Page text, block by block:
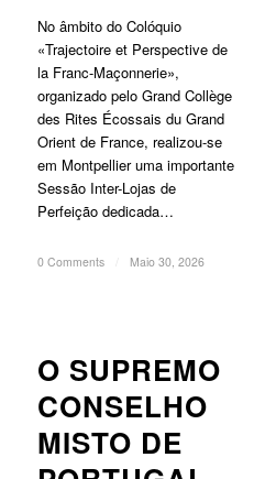
No âmbito do Colóquio
«Trajectoire et Perspective de
la Franc-Maçonnerie»,
organizado pelo Grand Collège
des Rites Écossais du Grand
Orient de France, realizou-se
em Montpellier uma importante
Sessão Inter-Lojas de
Perfeição dedicada…
0 Comments Maio 30, 2026
O SUPREMO
CONSELHO
MISTO DE